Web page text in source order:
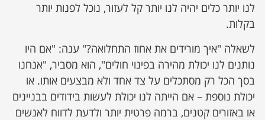
לנו יותר כלים יהיה לנו יותר קל לעזור, נוכל לפנות יותר
בקלות.
לשאלה "איך מורידים את אחוז התחלואה?" ענה: "אם היו
נותנים לנו יכולת מהירה בפינוי חולים", הוא מסביר, "אנחנו
בסך הכל רק מסתכלים על צד אחד ולא מבצעים אותו. או
יכולת נוספת – אם הייתה לנו יכולת לעשות בידודים בבניינים
או באזורים קטנים, ברמה פרטית יותר ולדעת לדווח לאנשים